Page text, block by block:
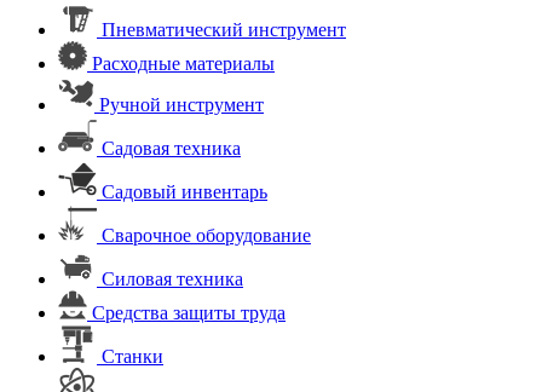
Пневматический инструмент
Расходные материалы
Ручной инструмент
Садовая техника
Садовый инвентарь
Сварочное оборудование
Силовая техника
Средства защиты труда
Станки